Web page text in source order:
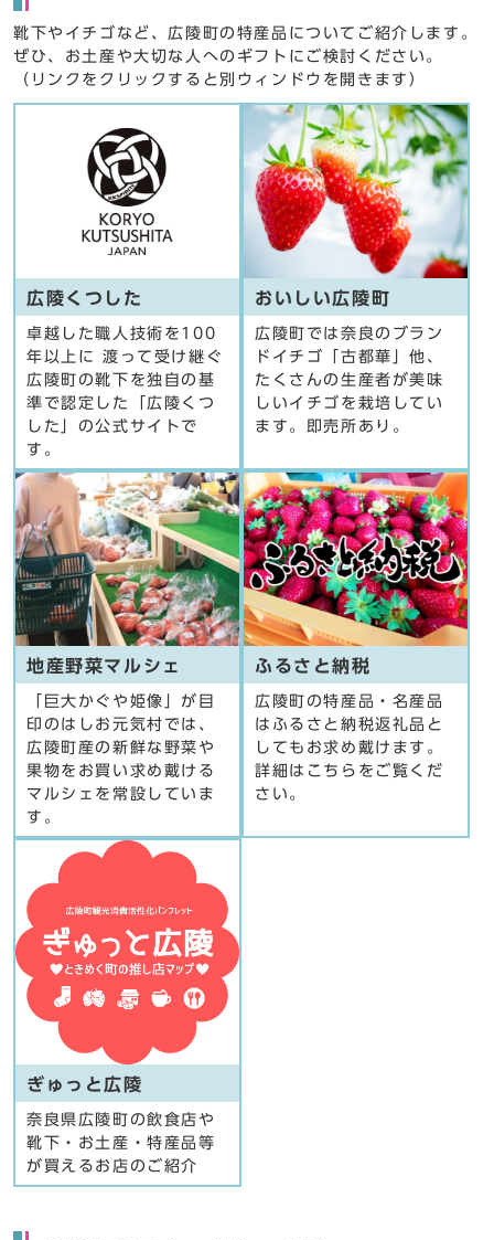
靴下やイチゴなど、広陵町の特産品についてご紹介します。
ぜひ、お土産や大切な人へのギフトにご検討ください。
（リンクをクリックすると別ウィンドウを開きます）
広陵くつした
卓越した職人技術を100
年以上に 渡って受け継ぐ
広陵町の靴下を独自の基
準で認定した「広陵くつ
した」の公式サイトで
す。
おいしい広陵町
広陵町では奈良のブラン
ドイチゴ「古都華」他、
たくさんの生産者が美味
しいイチゴを栽培してい
ます。即売所あり。
地産野菜マルシェ
「巨大かぐや姫像」が目
印のはしお元気村では、
広陵町産の新鮮な野菜や
果物をお買い求め戴ける
マルシェを常設していま
す。
ふるさと納税
広陵町の特産品・名産品
はふるさと納税返礼品と
してもお求め戴けます。
詳細はこちらをご覧くだ
さい。
ぎゅっと広陵
奈良県広陵町の飲食店や
靴下・お土産・特産品等
が買えるお店のご紹介